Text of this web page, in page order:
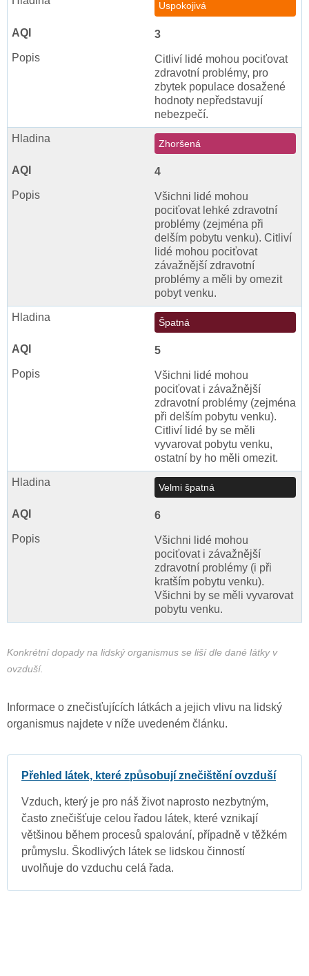
Uspokojivá
3
Citliví lidé mohou pociťovat
zdravotní problémy, pro
zbytek populace dosažené
hodnoty nepředstavují
nebezpečí.
Zhoršená
4
Všichni lidé mohou
pociťovat lehké zdravotní
problémy (zejména při
delším pobytu venku). Citliví
lidé mohou pociťovat
závažnější zdravotní
problémy a měli by omezit
pobyt venku.
Špatná
5
Všichni lidé mohou
pociťovat i závažnější
zdravotní problémy (zejména
při delším pobytu venku).
Citliví lidé by se měli
vyvarovat pobytu venku,
ostatní by ho měli omezit.
Velmi špatná
6
Všichni lidé mohou
pociťovat i závažnější
zdravotní problémy (i při
kratším pobytu venku).
Všichni by se měli vyvarovat
pobytu venku.
Konkrétní dopady na lidský organismus se liší dle dané látky v
ovzduší.
Informace o znečisťujících látkách a jejich vlivu na lidský
organismus najdete v níže uvedeném článku.
Přehled látek, které způsobují znečištění ovzduší
Vzduch, který je pro náš život naprosto nezbytným,
často znečišťuje celou řadou látek, které vznikají
většinou během procesů spalování, případně v těžkém
průmyslu. Škodlivých látek se lidskou činností
uvolňuje do vzduchu celá řada.